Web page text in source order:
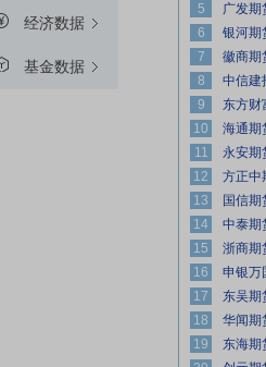
经济数据
基金数据
5
6
7
8
9
10
11
12
13
14
15
16
17
18
19